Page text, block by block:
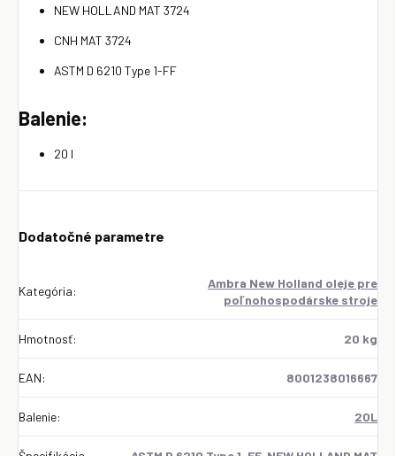
NEW HOLLAND MAT 3724
CNH MAT 3724
ASTM D 6210 Type 1-FF
Balenie:
20 l
Dodatočné parametre
Kategória:
Ambra New Holland oleje pre
poľnohospodárske stroje
Hmotnosť: 20 kg
EAN: 8001238016667
Balenie: 20L